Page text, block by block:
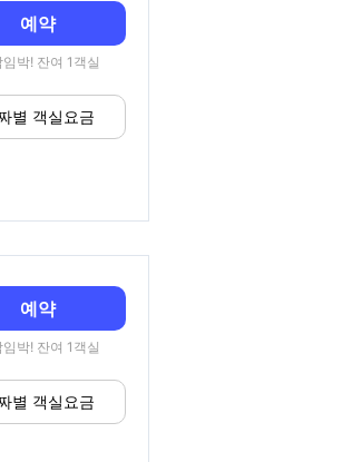
예약
임박! 잔여 1객실
별 객실요금
예약
임박! 잔여 1객실
별 객실요금